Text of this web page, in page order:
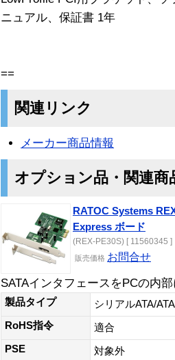
ニュアル、保証書 1年
==
関連リンク
メーカー商品情報
オプション品・関連商
RATOC Systems
Express ボード
(REX-PE30S) [ 11560345 ]
販売価格 お問合せ
SATAインタフェースをPCの内
製品タイプ
シリアルATA/
RoHS指令
適合
PSE
対象外